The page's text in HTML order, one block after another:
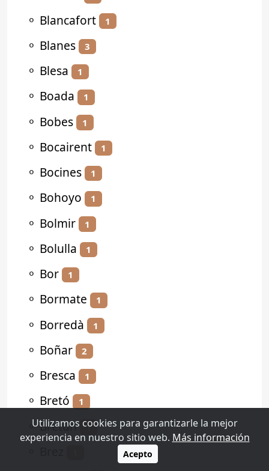
⚬ Blancafort 1
⚬ Blanes 3
⚬ Blesa 1
⚬ Boada 1
⚬ Bobes 1
⚬ Bocairent 1
⚬ Bocines 1
⚬ Bohoyo 1
⚬ Bolmir 1
⚬ Bolulla 1
⚬ Bor 1
⚬ Bormate 1
⚬ Borredà 1
⚬ Boñar 2
⚬ Bresca 1
⚬ Bretó 1
⚬Bretún 1
Utilizamos cookies para garantizarle la mejor
experiencia en nuestro sitio web. Más información
Acepto